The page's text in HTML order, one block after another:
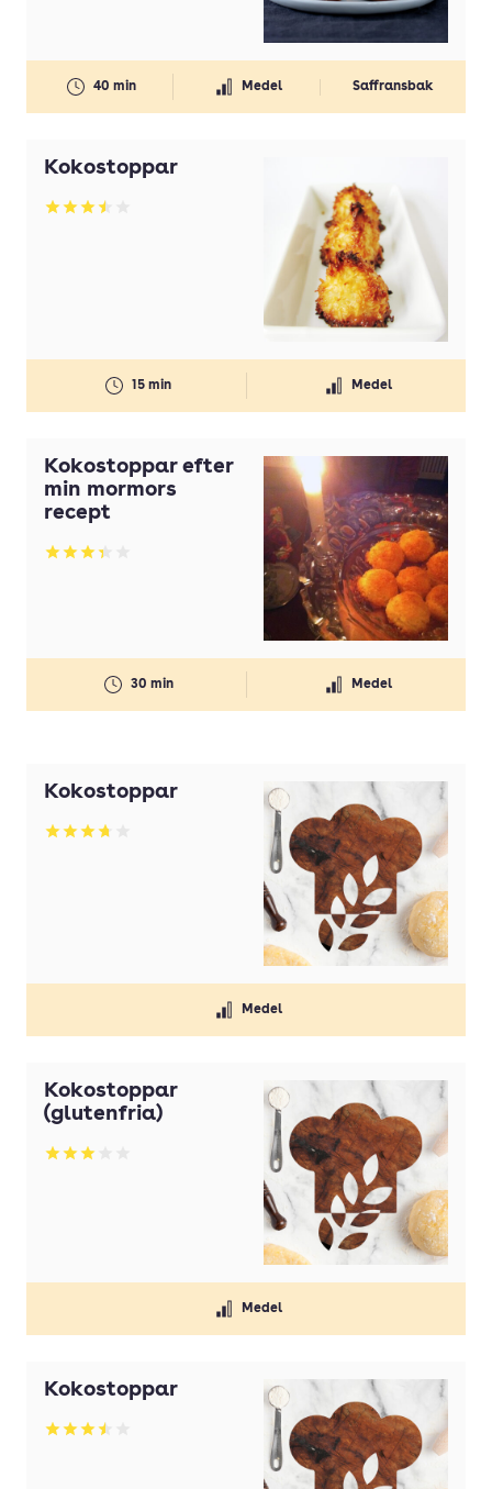
40 min Medel Saffransbak
Kokostoppar
Betyg: 3.5 av 5
15 min Medel
Kokostoppar efter
min mormors
recept
Betyg: 3.33 av 5
30 min Medel
Kokostoppar
Betyg: 3.7 av 5
Medel
Kokostoppar
(glutenfria)
Betyg: 3 av 5
Medel
Kokostoppar
Betyg: 3.5 av 5